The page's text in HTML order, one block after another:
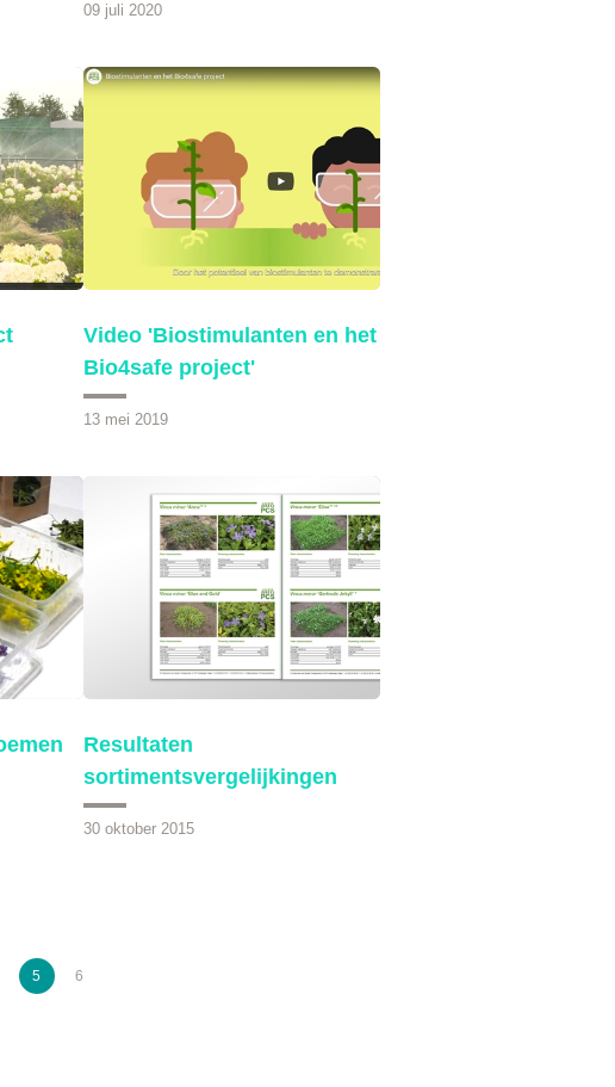
09 juli 2020
Video 'Biostimulanten en het
Bio4safe project'
13 mei 2019
Resultaten
sortimentsvergelijkingen
30 oktober 2015
5 6